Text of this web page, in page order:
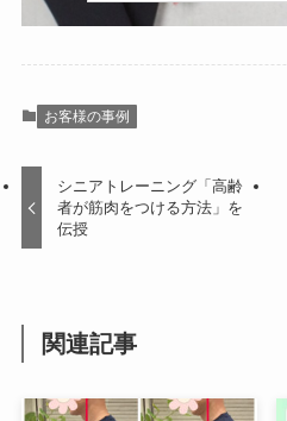
お客様の事例
シニアトレーニング「高齢
者が筋肉をつける方法」を
伝授
関連記事